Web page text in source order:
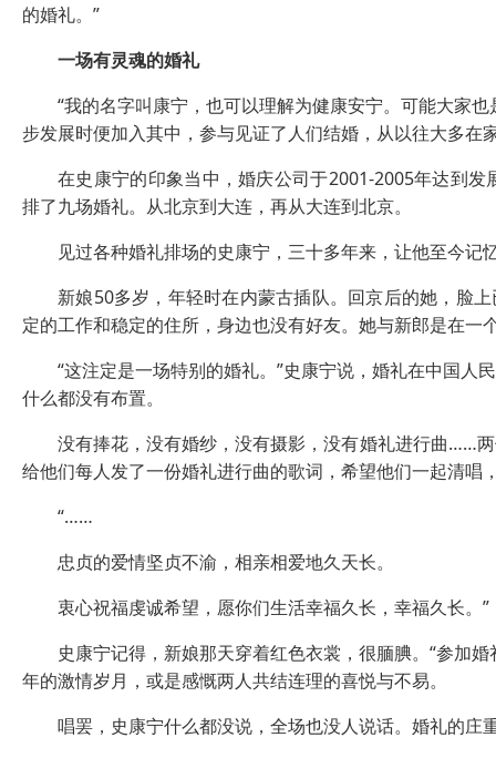
的婚礼。”
一场有灵魂的婚礼
“我的名字叫康宁，也可以理解为健康安宁。可能大家也
步发展时便加入其中，参与见证了人们结婚，从以往大多
在史康宁的印象当中，婚庆公司于2001-2005年达到发
排了九场婚礼。从北京到大连，再从大连到北京。
见过各种婚礼排场的史康宁，三十多年来，让他至今记
新娘50多岁，年轻时在内蒙古插队。回京后的她，脸上
定的工作和稳定的住所，身边也没有好友。她与新郎是在一
“这注定是一场特别的婚礼。”史康宁说，婚礼在中国人
什么都没有布置。
没有捧花，没有婚纱，没有摄影，没有婚礼进行曲……两
给他们每人发了一份婚礼进行曲的歌词，希望他们一起清唱
“……
忠贞的爱情坚贞不渝，相亲相爱地久天长。
衷心祝福虔诚希望，愿你们生活幸福久长，幸福久长。”
史康宁记得，新娘那天穿着红色衣裳，很腼腆。“参加婚
年的激情岁月，或是感慨两人共结连理的喜悦与不易。
唱罢，史康宁什么都没说，全场也没人说话。婚礼的庄